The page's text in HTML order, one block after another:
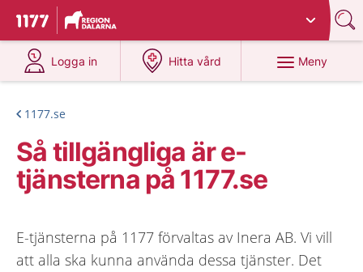
Till startsidan för 1177
Du har valt region
Logga in
på 1177.se
Hitta vård
på 1177.se
Meny
1177.se
Så tillgängliga är e-
tjänsterna på 1177.se
E-tjänsterna på 1177 förvaltas av Inera AB. Vi vill
att alla ska kunna använda dessa tjänster. Det